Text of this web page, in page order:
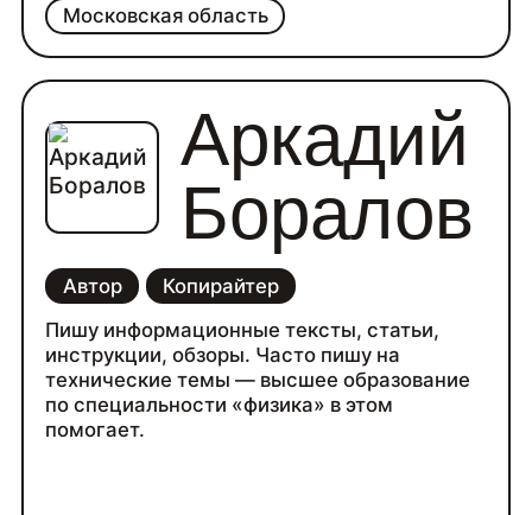
Московская область
последовательными и структурированными.
К своим сильным сторонам могу отнести
дисциплинированность — выполняю задачи в
раскладываю информацию по полочкам.
Аркадий
Боралов
Автор
Копирайтер
Пишу информационные тексты, статьи,
инструкции, обзоры. Часто пишу на
технические темы — высшее образование
по специальности «физика» в этом
помогает.